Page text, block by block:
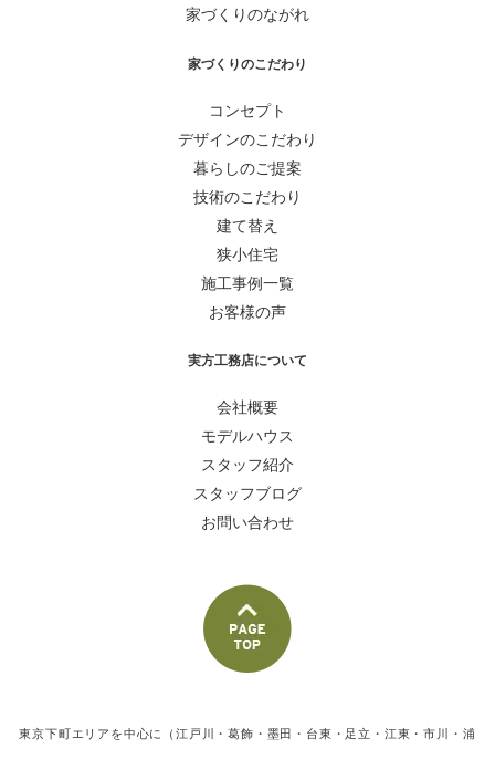
家づくりのながれ
家づくりのこだわり
コンセプト
デザインのこだわり
暮らしのご提案
技術のこだわり
建て替え
狭小住宅
施工事例一覧
お客様の声
実方工務店について
会社概要
モデルハウス
スタッフ紹介
スタッフブログ
お問い合わせ
東京下町エリアを中心に（江戸川・葛飾・墨田・台東・足立・江東・市川・浦